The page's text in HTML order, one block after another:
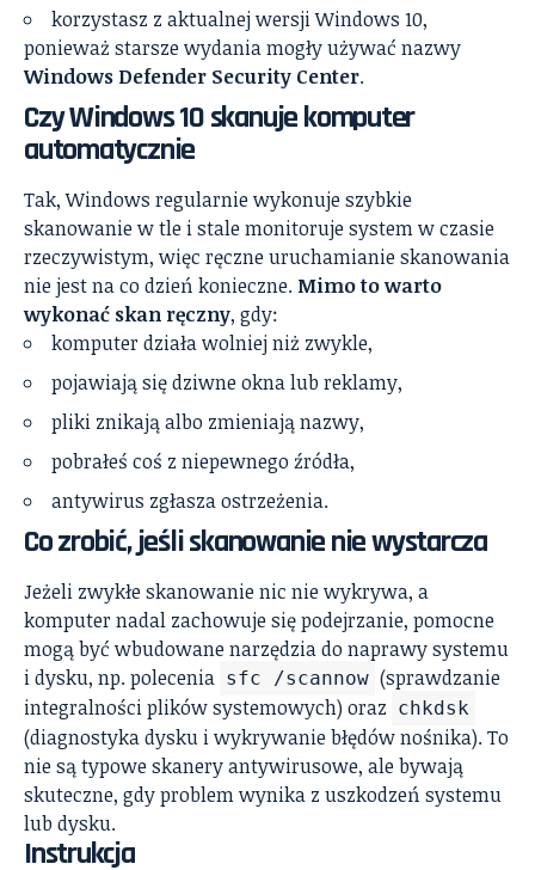
korzystasz z aktualnej wersji Windows 10,
ponieważ starsze wydania mogły używać nazwy
Windows Defender Security Center.
Czy Windows 10 skanuje komputer
automatycznie
Tak, Windows regularnie wykonuje szybkie
skanowanie w tle i stale monitoruje system w czasie
rzeczywistym, więc ręczne uruchamianie skanowania
nie jest na co dzień konieczne. Mimo to warto
wykonać skan ręczny, gdy:
komputer działa wolniej niż zwykle,
pojawiają się dziwne okna lub reklamy,
pliki znikają albo zmieniają nazwy,
pobrałeś coś z niepewnego źródła,
antywirus zgłasza ostrzeżenia.
Co zrobić, jeśli skanowanie nie wystarcza
Jeżeli zwykłe skanowanie nic nie wykrywa, a
komputer nadal zachowuje się podejrzanie, pomocne
mogą być wbudowane narzędzia do naprawy systemu
i dysku, np. polecenia sfc /scannow (sprawdzanie
integralności plików systemowych) oraz chkdsk
(diagnostyka dysku i wykrywanie błędów nośnika). To
nie są typowe skanery antywirusowe, ale bywają
skuteczne, gdy problem wynika z uszkodzeń systemu
lub dysku.
Instrukcja